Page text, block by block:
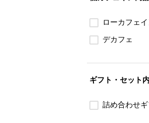
ローカフェ
デカフェ
ギフト・セット
詰め合わせギ